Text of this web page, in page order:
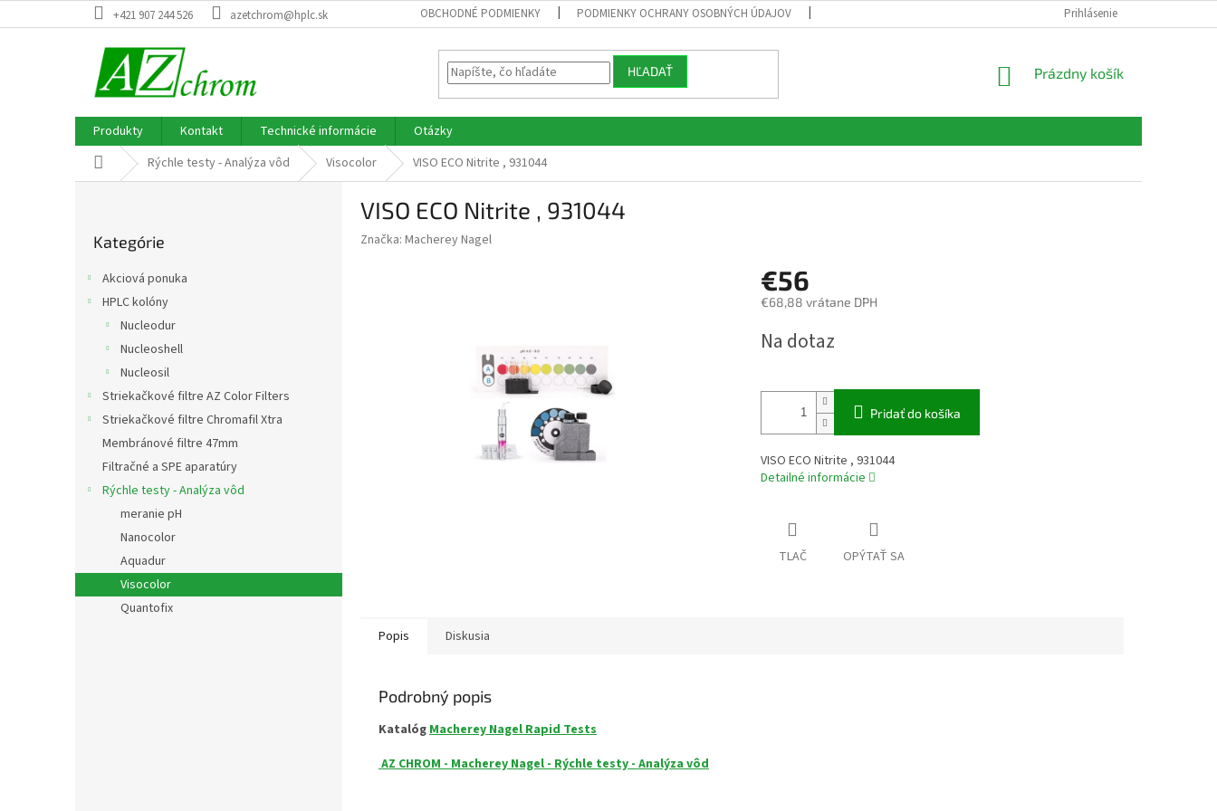
na
+421 907 244 526 azetchrom@hplc.sk OBCHODNÉ PODMIENKY PODMIENKY OCHRANY OSOBNÝCH ÚDAJOV Prihlásenie
HĽADAŤ
NÁKUPNÝ
Prázdny košík
Produkty Kontakt Technické informácie
Otázky
DomovRýchle testy - Analýza vôd Visocolor VISO ECO Nitrite , 931044
kategórie
Kategórie
Akciová ponuka
HPLC kolóny
Nucleodur
Nucleoshell
Nucleosil
Striekačkové filtre AZ Color Filters
Striekačkové filtre Chromafil Xtra
Membránové filtre 47mm
Filtračné a SPE aparatúry
Rýchle testy - Analýza vôd
meranie pH
Nanocolor
Aquadur
Visocolor
Quantofix
VISO ECO Nitrite , 931044
Značka: Macherey Nagel
€56
€68,88 vrátane DPH
cena:
Na dotaz
Pridať do košíka
VISO ECO Nitrite , 931044
Detailné informácie
TLAČ OPÝTAŤ SA
Popis Diskusia
Podrobný popis
KatalógMacherey Nagel Rapid Tests
AZ CHROM - Macherey Nagel - Rýchle testy - Analýza vôd